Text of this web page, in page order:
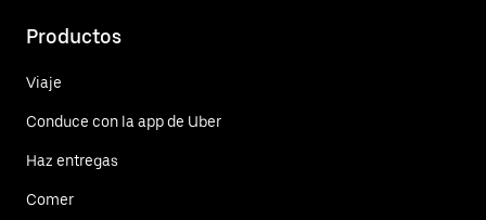
Productos
Viaje
Conduce con la app de Uber
Haz entregas
Comer